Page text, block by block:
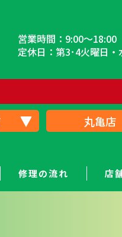
営業時間：9:00～18:00
定休日：第3･4火曜日・
丸亀店
修理の流れ 店